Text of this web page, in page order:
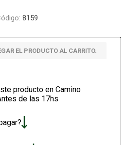
8159
EL PRODUCTO AL CARRITO.
producto en Camino
de las 17hs